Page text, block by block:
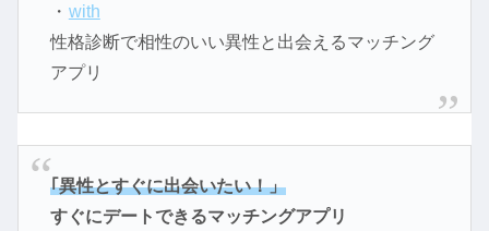
・ with
性格診断で相性のいい異性と出会えるマッチング
アプリ
｢異性とすぐに出会いたい！」
すぐにデートできるマッチングアプリ